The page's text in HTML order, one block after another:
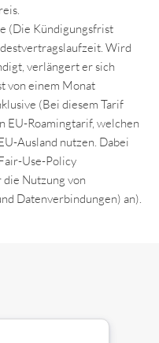
(Die Kündigungsfrist
Wird
verlängert er sich
von einem Monat
(Bei diesem Tarif
EU-Roamingtarif, welchen
Ausland nutzen. Dabei
Use-Policy
Nutzung von
Datenverbindungen) an).